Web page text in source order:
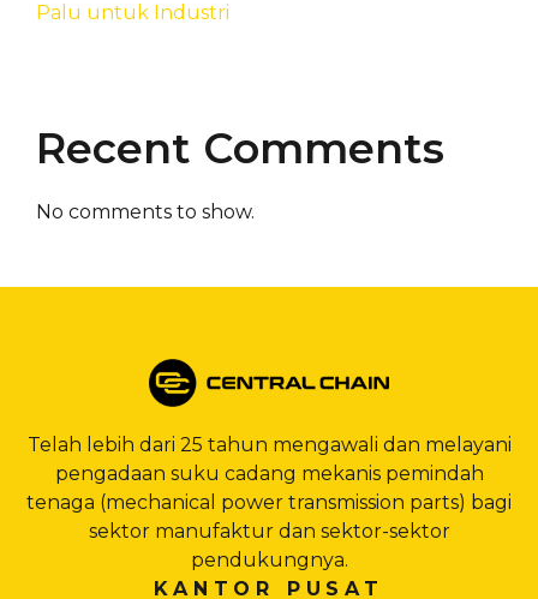
Palu untuk Industri
Recent Comments
No comments to show.
Telah lebih dari 25 tahun mengawali dan melayani
pengadaan suku cadang mekanis pemindah
tenaga (mechanical power transmission parts) bagi
sektor manufaktur dan sektor-sektor
pendukungnya.
KANTOR PUSAT